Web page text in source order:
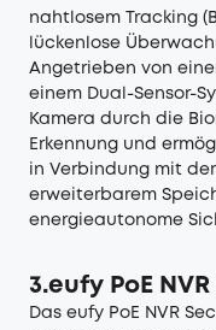
nahtlosem Tracking
lückenlose
Angetrieben von
einem Dual-Sensor-
Kamera durch die
Erkennung und
in Verbindung mit der
erweiterbarem
energieautonome
3.eufy PoE
Das eufy PoE NVR